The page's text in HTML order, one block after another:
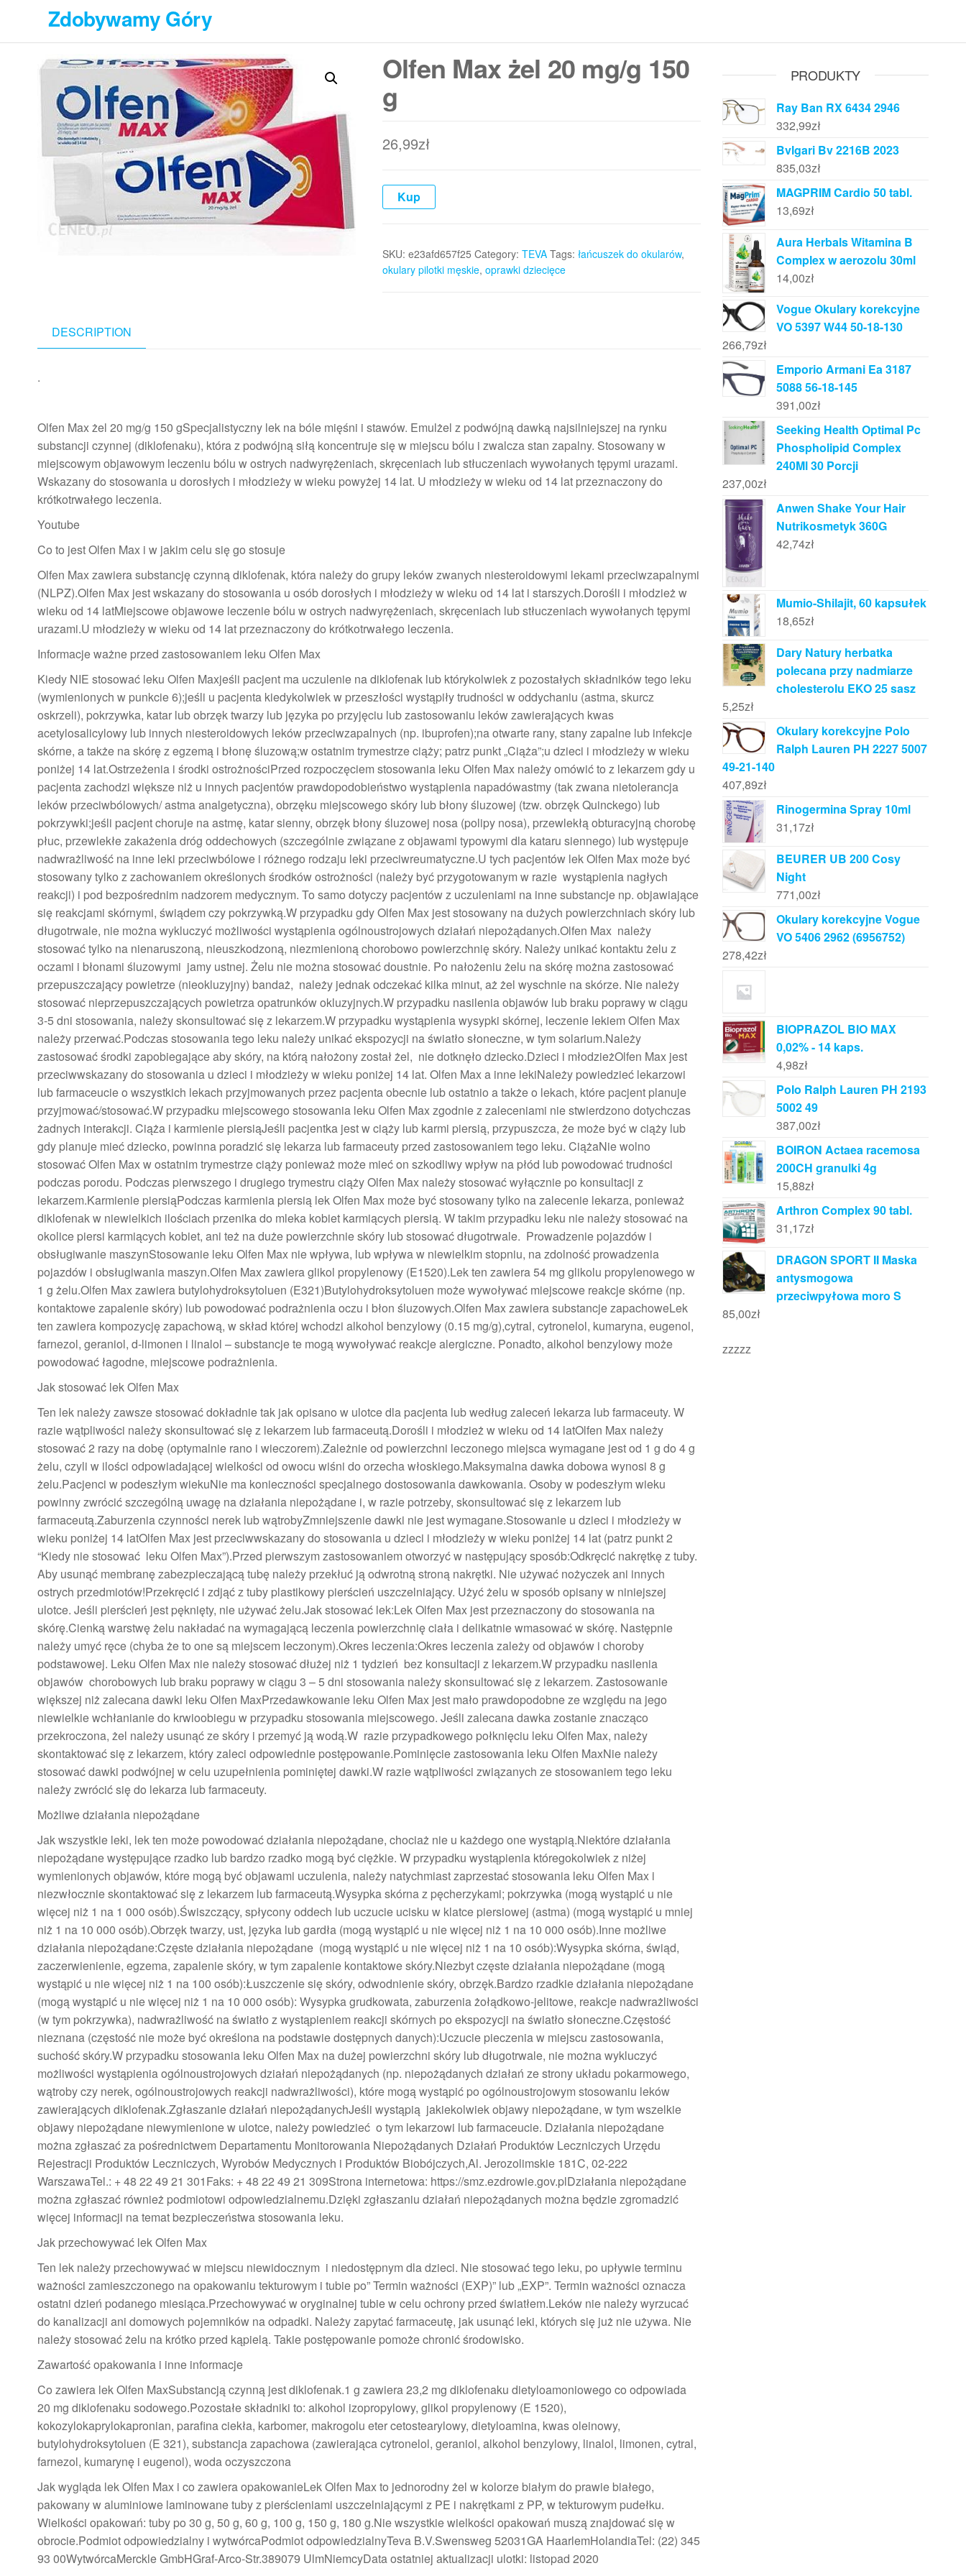
treści
Zdobywamy Góry
Olfen Max żel 20 mg/g 150
g
26,99zł
Kup
SKU: e23afd657f25 Category: TEVA Tags: łańcuszek do okularów,
okulary pilotki męskie, oprawki dziecięce
DESCRIPTION
.
Olfen Max żel 20 mg/g 150 gSpecjalistyczny lek na bóle mięśni i stawów. Emulżel z podwójną dawką najsilniejszej na rynku
substancji czynnej (diklofenaku), która z podwójną siłą koncentruje się w miejscu bólu i zwalcza stan zapalny. Stosowany w
miejscowym objawowym leczeniu bólu w ostrych nadwyrężeniach, skręceniach lub stłuczeniach wywołanych tępymi urazami.
Wskazany do stosowania u dorosłych i młodzieży w wieku powyżej 14 lat. U młodzieży w wieku od 14 lat przeznaczony do
krótkotrwałego leczenia.
Youtube
Co to jest Olfen Max i w jakim celu się go stosuje
Olfen Max zawiera substancję czynną diklofenak, która należy do grupy leków zwanych niesteroidowymi lekami przeciwzapalnymi
(NLPZ).Olfen Max jest wskazany do stosowania u osób dorosłych i młodzieży w wieku od 14 lat i starszych.Dorośli i młodzież w
wieku od 14 latMiejscowe objawowe leczenie bólu w ostrych nadwyrężeniach, skręceniach lub stłuczeniach wywołanych tępymi
urazami.U młodzieży w wieku od 14 lat przeznaczony do krótkotrwałego leczenia.
Informacje ważne przed zastosowaniem leku Olfen Max
Kiedy NIE stosować leku Olfen Maxjeśli pacjent ma uczulenie na diklofenak lub którykolwiek z pozostałych składników tego leku
(wymienionych w punkcie 6);jeśli u pacjenta kiedykolwiek w przeszłości wystąpiły trudności w oddychaniu (astma, skurcz
oskrzeli), pokrzywka, katar lub obrzęk twarzy lub języka po przyjęciu lub zastosowaniu leków zawierających kwas
acetylosalicylowy lub innych niesteroidowych leków przeciwzapalnych (np. ibuprofen);na otwarte rany, stany zapalne lub infekcje
skórne, a także na skórę z egzemą i błonę śluzową;w ostatnim trymestrze ciąży; patrz punkt „Ciąża”;u dzieci i młodzieży w wieku
poniżej 14 lat.Ostrzeżenia i środki ostrożnościPrzed rozpoczęciem stosowania leku Olfen Max należy omówić to z lekarzem gdy u
pacjenta zachodzi większe niż u innych pacjentów prawdopodobieństwo wystąpienia napadówastmy (tak zwana nietolerancja
leków przeciwbólowych/ astma analgetyczna), obrzęku miejscowego skóry lub błony śluzowej (tzw. obrzęk Quinckego) lub
pokrzywki;jeśli pacjent choruje na astmę, katar sienny, obrzęk błony śluzowej nosa (polipy nosa), przewlekłą obturacyjną chorobę
płuc, przewlekłe zakażenia dróg oddechowych (szczególnie związane z objawami typowymi dla kataru siennego) lub występuje
nadwrażliwość na inne leki przeciwbólowe i różnego rodzaju leki przeciwreumatyczne.U tych pacjentów lek Olfen Max może być
stosowany tylko z zachowaniem określonych środków ostrożności (należy być przygotowanym w razie wystąpienia nagłych
reakcji) i pod bezpośrednim nadzorem medycznym. To samo dotyczy pacjentów z uczuleniami na inne substancje np. objawiające
się reakcjami skórnymi, świądem czy pokrzywką.W przypadku gdy Olfen Max jest stosowany na dużych powierzchniach skóry lub
długotrwale, nie można wykluczyć możliwości wystąpienia ogólnoustrojowych działań niepożądanych.Olfen Max należy
stosować tylko na nienaruszoną, nieuszkodzoną, niezmienioną chorobowo powierzchnię skóry. Należy unikać kontaktu żelu z
oczami i błonami śluzowymi jamy ustnej. Żelu nie można stosować doustnie. Po nałożeniu żelu na skórę można zastosować
przepuszczający powietrze (nieokluzyjny) bandaż, należy jednak odczekać kilka minut, aż żel wyschnie na skórze. Nie należy
stosować nieprzepuszczających powietrza opatrunków okluzyjnych.W przypadku nasilenia objawów lub braku poprawy w ciągu
3-5 dni stosowania, należy skonsultować się z lekarzem.W przypadku wystąpienia wysypki skórnej, leczenie lekiem Olfen Max
należy przerwać.Podczas stosowania tego leku należy unikać ekspozycji na światło słoneczne, w tym solarium.Należy
zastosować środki zapobiegające aby skóry, na którą nałożony został żel, nie dotknęło dziecko.Dzieci i młodzieżOlfen Max jest
przeciwwskazany do stosowania u dzieci i młodzieży w wieku poniżej 14 lat. Olfen Max a inne lekiNależy powiedzieć lekarzowi
lub farmaceucie o wszystkich lekach przyjmowanych przez pacjenta obecnie lub ostatnio a także o lekach, które pacjent planuje
przyjmować/stosować.W przypadku miejscowego stosowania leku Olfen Max zgodnie z zaleceniami nie stwierdzono dotychczas
żadnych interakcji. Ciąża i karmienie piersiąJeśli pacjentka jest w ciąży lub karmi piersią, przypuszcza, że może być w ciąży lub
gdy planuje mieć dziecko, powinna poradzić się lekarza lub farmaceuty przed zastosowaniem tego leku. CiążaNie wolno
stosować Olfen Max w ostatnim trymestrze ciąży ponieważ może mieć on szkodliwy wpływ na płód lub powodować trudności
podczas porodu. Podczas pierwszego i drugiego trymestru ciąży Olfen Max należy stosować wyłącznie po konsultacji z
lekarzem.Karmienie piersiąPodczas karmienia piersią lek Olfen Max może być stosowany tylko na zalecenie lekarza, ponieważ
diklofenak w niewielkich ilościach przenika do mleka kobiet karmiących piersią. W takim przypadku leku nie należy stosować na
okolice piersi karmiących kobiet, ani też na duże powierzchnie skóry lub stosować długotrwale. Prowadzenie pojazdów i
obsługiwanie maszynStosowanie leku Olfen Max nie wpływa, lub wpływa w niewielkim stopniu, na zdolność prowadzenia
pojazdów i obsługiwania maszyn.Olfen Max zawiera glikol propylenowy (E1520).Lek ten zawiera 54 mg glikolu propylenowego w
1 g żelu.Olfen Max zawiera butylohydroksytoluen (E321)Butylohydroksytoluen może wywoływać miejscowe reakcje skórne (np.
kontaktowe zapalenie skóry) lub powodować podrażnienia oczu i błon śluzowych.Olfen Max zawiera substancje zapachoweLek
ten zawiera kompozycję zapachową, w skład której wchodzi alkohol benzylowy (0.15 mg/g),cytral, cytronelol, kumaryna, eugenol,
farnezol, geraniol, d-limonen i linalol – substancje te mogą wywoływać reakcje alergiczne. Ponadto, alkohol benzylowy może
powodować łagodne, miejscowe podrażnienia.
Jak stosować lek Olfen Max
Ten lek należy zawsze stosować dokładnie tak jak opisano w ulotce dla pacjenta lub według zaleceń lekarza lub farmaceuty. W
razie wątpliwości należy skonsultować się z lekarzem lub farmaceutą.Dorośli i młodzież w wieku od 14 latOlfen Max należy
stosować 2 razy na dobę (optymalnie rano i wieczorem).Zależnie od powierzchni leczonego miejsca wymagane jest od 1 g do 4 g
żelu, czyli w ilości odpowiadającej wielkości od owocu wiśni do orzecha włoskiego.Maksymalna dawka dobowa wynosi 8 g
żelu.Pacjenci w podeszłym wiekuNie ma konieczności specjalnego dostosowania dawkowania. Osoby w podeszłym wieku
powinny zwrócić szczególną uwagę na działania niepożądane i, w razie potrzeby, skonsultować się z lekarzem lub
farmaceutą.Zaburzenia czynności nerek lub wątrobyZmniejszenie dawki nie jest wymagane.Stosowanie u dzieci i młodzieży w
wieku poniżej 14 latOlfen Max jest przeciwwskazany do stosowania u dzieci i młodzieży w wieku poniżej 14 lat (patrz punkt 2
“Kiedy nie stosować leku Olfen Max”).Przed pierwszym zastosowaniem otworzyć w następujący sposób:Odkręcić nakrętkę z tuby.
Aby usunąć membranę zabezpieczającą tubę należy przekłuć ją odwrotną stroną nakrętki. Nie używać nożyczek ani innych
ostrych przedmiotów!Przekręcić i zdjąć z tuby plastikowy pierścień uszczelniający. Użyć żelu w sposób opisany w niniejszej
ulotce. Jeśli pierścień jest pęknięty, nie używać żelu.Jak stosować lek:Lek Olfen Max jest przeznaczony do stosowania na
skórę.Cienką warstwę żelu nakładać na wymagającą leczenia powierzchnię ciała i delikatnie wmasować w skórę. Następnie
należy umyć ręce (chyba że to one są miejscem leczonym).Okres leczenia:Okres leczenia zależy od objawów i choroby
podstawowej. Leku Olfen Max nie należy stosować dłużej niż 1 tydzień bez konsultacji z lekarzem.W przypadku nasilenia
objawów chorobowych lub braku poprawy w ciągu 3 – 5 dni stosowania należy skonsultować się z lekarzem. Zastosowanie
większej niż zalecana dawki leku Olfen MaxPrzedawkowanie leku Olfen Max jest mało prawdopodobne ze względu na jego
niewielkie wchłanianie do krwioobiegu w przypadku stosowania miejscowego. Jeśli zalecana dawka zostanie znacząco
przekroczona, żel należy usunąć ze skóry i przemyć ją wodą.W razie przypadkowego połknięciu leku Olfen Max, należy
skontaktować się z lekarzem, który zaleci odpowiednie postępowanie.Pominięcie zastosowania leku Olfen MaxNie należy
stosować dawki podwójnej w celu uzupełnienia pominiętej dawki.W razie wątpliwości związanych ze stosowaniem tego leku
należy zwrócić się do lekarza lub farmaceuty.
Możliwe działania niepożądane
Jak wszystkie leki, lek ten może powodować działania niepożądane, chociaż nie u każdego one wystąpią.Niektóre działania
niepożądane występujące rzadko lub bardzo rzadko mogą być ciężkie. W przypadku wystąpienia któregokolwiek z niżej
wymienionych objawów, które mogą być objawami uczulenia, należy natychmiast zaprzestać stosowania leku Olfen Max i
niezwłocznie skontaktować się z lekarzem lub farmaceutą.Wysypka skórna z pęcherzykami; pokrzywka (mogą wystąpić u nie
więcej niż 1 na 1 000 osób).Świszczący, spłycony oddech lub uczucie ucisku w klatce piersiowej (astma) (mogą wystąpić u mniej
niż 1 na 10 000 osób).Obrzęk twarzy, ust, języka lub gardła (mogą wystąpić u nie więcej niż 1 na 10 000 osób).Inne możliwe
działania niepożądane:Częste działania niepożądane (mogą wystąpić u nie więcej niż 1 na 10 osób):Wysypka skórna, świąd,
zaczerwienienie, egzema, zapalenie skóry, w tym zapalenie kontaktowe skóry.Niezbyt częste działania niepożądane (mogą
wystąpić u nie więcej niż 1 na 100 osób):Łuszczenie się skóry, odwodnienie skóry, obrzęk.Bardzo rzadkie działania niepożądane
(mogą wystąpić u nie więcej niż 1 na 10 000 osób): Wysypka grudkowata, zaburzenia żołądkowo-jelitowe, reakcje nadwrażliwości
(w tym pokrzywka), nadwrażliwość na światło z wystąpieniem reakcji skórnych po ekspozycji na światło słoneczne.Częstość
nieznana (częstość nie może być określona na podstawie dostępnych danych):Uczucie pieczenia w miejscu zastosowania,
suchość skóry.W przypadku stosowania leku Olfen Max na dużej powierzchni skóry lub długotrwale, nie można wykluczyć
możliwości wystąpienia ogólnoustrojowych działań niepożądanych (np. niepożądanych działań ze strony układu pokarmowego,
wątroby czy nerek, ogólnoustrojowych reakcji nadwrażliwości), które mogą wystąpić po ogólnoustrojowym stosowaniu leków
zawierających diklofenak.Zgłaszanie działań niepożądanychJeśli wystąpią jakiekolwiek objawy niepożądane, w tym wszelkie
objawy niepożądane niewymienione w ulotce, należy powiedzieć o tym lekarzowi lub farmaceucie. Działania niepożądane
można zgłaszać za pośrednictwem Departamentu Monitorowania Niepożądanych Działań Produktów Leczniczych Urzędu
Rejestracji Produktów Leczniczych, Wyrobów Medycznych i Produktów Biobójczych,Al. Jerozolimskie 181C, 02-222
WarszawaTel.: + 48 22 49 21 301Faks: + 48 22 49 21 309Strona internetowa: https://smz.ezdrowie.gov.plDziałania niepożądane
można zgłaszać również podmiotowi odpowiedzialnemu.Dzięki zgłaszaniu działań niepożądanych można będzie zgromadzić
więcej informacji na temat bezpieczeństwa stosowania leku.
Jak przechowywać lek Olfen Max
Ten lek należy przechowywać w miejscu niewidocznym i niedostępnym dla dzieci. Nie stosować tego leku, po upływie terminu
ważności zamieszczonego na opakowaniu tekturowym i tubie po” Termin ważności (EXP)” lub „EXP”. Termin ważności oznacza
ostatni dzień podanego miesiąca.Przechowywać w oryginalnej tubie w celu ochrony przed światłem.Leków nie należy wyrzucać
do kanalizacji ani domowych pojemników na odpadki. Należy zapytać farmaceutę, jak usunąć leki, których się już nie używa. Nie
należy stosować żelu na krótko przed kąpielą. Takie postępowanie pomoże chronić środowisko.
Zawartość opakowania i inne informacje
Co zawiera lek Olfen MaxSubstancją czynną jest diklofenak.1 g zawiera 23,2 mg diklofenaku dietyloamoniowego co odpowiada
20 mg diklofenaku sodowego.Pozostałe składniki to: alkohol izopropylowy, glikol propylenowy (E 1520),
kokozylokaprylokapronian, parafina ciekła, karbomer, makrogolu eter cetostearylowy, dietyloamina, kwas oleinowy,
butylohydroksytoluen (E 321), substancja zapachowa (zawierająca cytronelol, geraniol, alkohol benzylowy, linalol, limonen, cytral,
farnezol, kumarynę i eugenol), woda oczyszczona
Jak wygląda lek Olfen Max i co zawiera opakowanieLek Olfen Max to jednorodny żel w kolorze białym do prawie białego,
pakowany w aluminiowe laminowane tuby z pierścieniami uszczelniającymi z PE i nakrętkami z PP, w tekturowym pudełku.
Wielkości opakowań: tuby po 30 g, 50 g, 60 g, 100 g, 150 g, 180 g.Nie wszystkie wielkości opakowań muszą znajdować się w
obrocie.Podmiot odpowiedzialny i wytwórcaPodmiot odpowiedzialnyTeva B.V.Swensweg 52031GA HaarlemHolandiaTel: (22) 345
93 00WytwórcaMerckle GmbHGraf-Arco-Str.389079 UlmNiemcyData ostatniej aktualizacji ulotki: listopad 2020
PRODUKTY
Ray Ban RX 6434 2946
332,99zł
Bvlgari Bv 2216B 2023
835,03zł
MAGPRIM Cardio 50 tabl.
13,69zł
Aura Herbals Witamina B
Complex w aerozolu 30ml
14,00zł
Vogue Okulary korekcyjne
VO 5397 W44 50-18-130
266,79zł
Emporio Armani Ea 3187
5088 56-18-145
391,00zł
Seeking Health Optimal Pc
Phospholipid Complex
240Ml 30 Porcji
237,00zł
Anwen Shake Your Hair
Nutrikosmetyk 360G
42,74zł
Mumio-Shilajit, 60 kapsułek
18,65zł
Dary Natury herbatka
polecana przy nadmiarze
cholesterolu EKO 25 sasz
5,25zł
Okulary korekcyjne Polo
Ralph Lauren PH 2227 5007
49-21-140
407,89zł
Rinogermina Spray 10ml
31,17zł
BEURER UB 200 Cosy
Night
771,00zł
Okulary korekcyjne Vogue
VO 5406 2962 (6956752)
278,42zł
BIOPRAZOL BIO MAX
0,02% - 14 kaps.
4,98zł
Polo Ralph Lauren PH 2193
5002 49
387,00zł
BOIRON Actaea racemosa
200CH granulki 4g
15,88zł
Arthron Complex 90 tabl.
31,17zł
DRAGON SPORT II Maska
antysmogowa
przeciwpyłowa moro S
85,00zł
zzzzz